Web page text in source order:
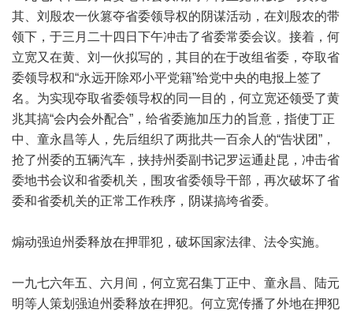
其、刘殷农一伙篡夺省委领导权的阴谋活动，在刘殷农的带
领下，于三月二十四日下午冲击了省委常委会议。接着，何
立宽又在黄、刘一伙拟写的，其目的在于改组省委，夺取省
委领导权和“永远开除邓小平党籍”给党中央的电报上签了
名。为实现夺取省委领导权的同一目的，何立宽还领受了黄
兆其搞“会内会外配合”，给省委施加压力的旨意，指使丁正
中、童永昌等人，先后组织了两批共一百余人的“告状团”，
抢了州委的五辆汽车，挟持州委副书记罗运通赴昆，冲击省
委地书会议和省委机关，围攻省委领导干部，再次破坏了省
委和省委机关的正常工作秩序，阴谋搞垮省委。
煽动强迫州委释放在押罪犯，破坏国家法律、法令实施。
一九七六年五、六月间，何立宽召集丁正中、童永昌、陆元
明等人策划强迫州委释放在押犯。何立宽传播了外地在押犯